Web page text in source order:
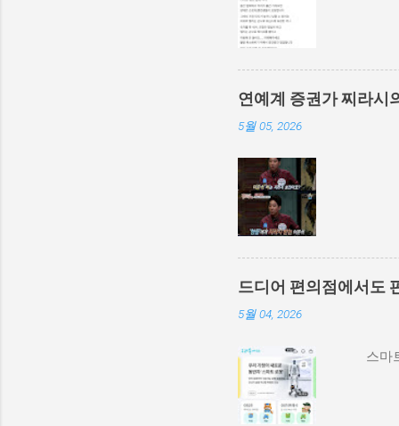
연예계 증권가 찌라시
5월 05, 2026
드디어 편의점에서도
5월 04, 2026
스마